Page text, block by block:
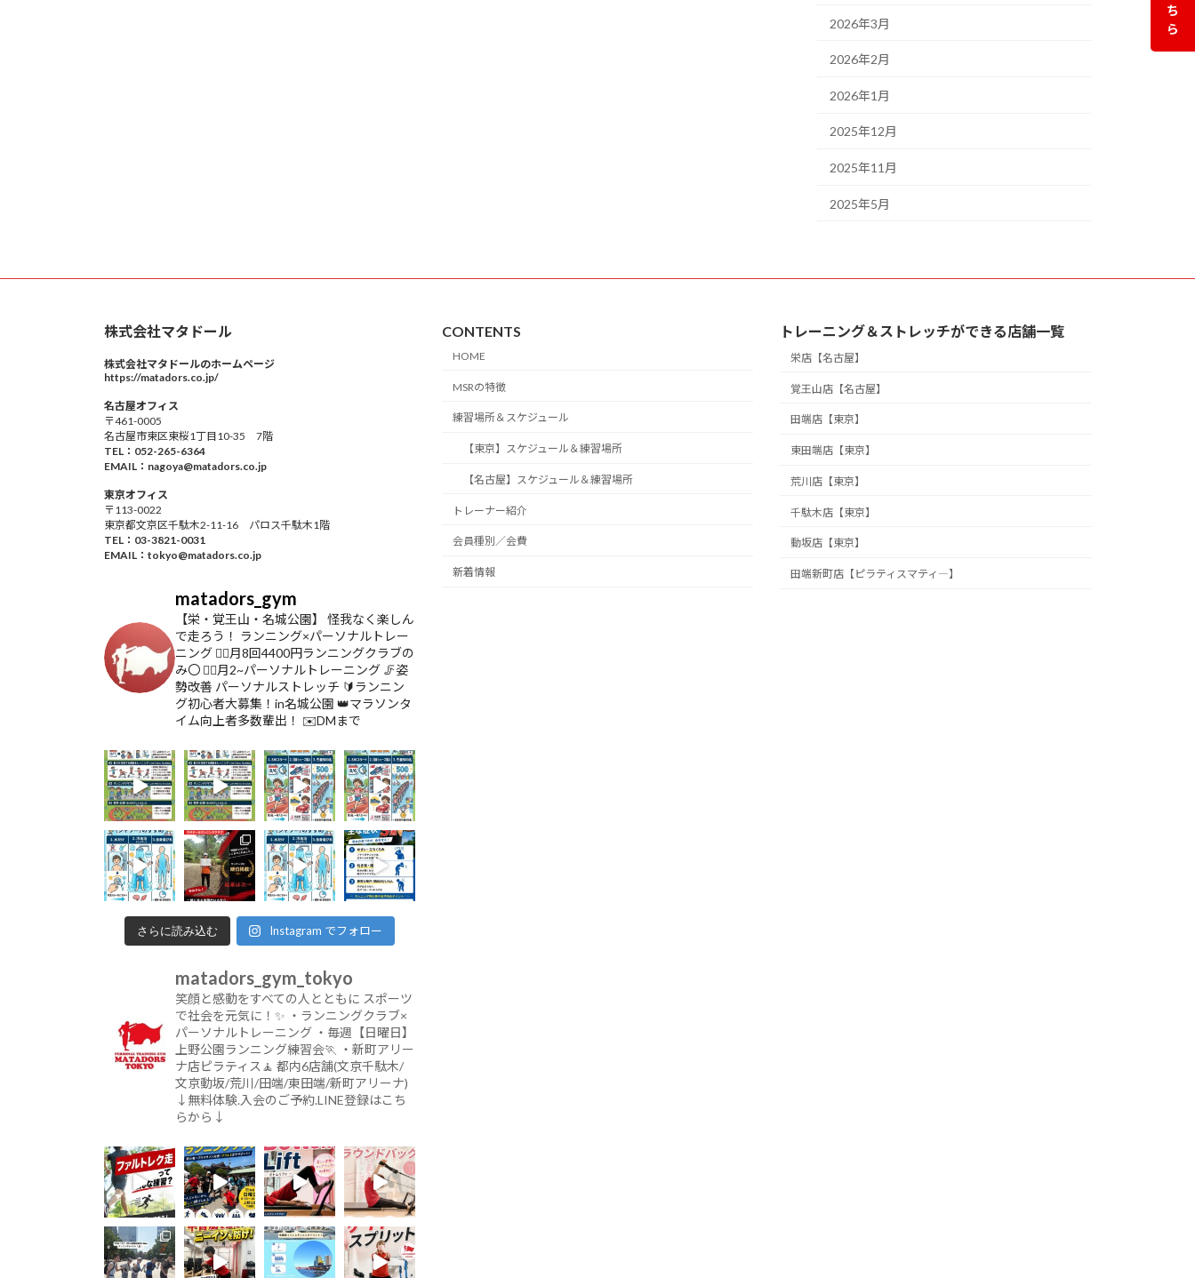
2026年3月
2026年2月
2026年1月
2025年12月
2025年11月
2025年5月
ち
ら
株式会社マタドール
株式会社マタドールのホームページ
https://matadors.co.jp/
名古屋オフィス
〒461-0005
名古屋市東区東桜1丁目10-35 7階
TEL：052-265-6364
EMAIL：nagoya@matadors.co.jp
東京オフィス
〒113-0022
東京都文京区千駄木2-11-16 パロス千駄木1階
TEL：03-3821-0031
EMAIL：tokyo@matadors.co.jp
matadors_gym
【栄・覚王山・名城公園】
怪我なく楽しん
で走ろう！ ランニング×パーソナルトレー
ニング 🏃‍♂️月8回4400円ランニングクラブの
み〇 🏋️‍♀️月2~パーソナルトレーニング 🦵姿
勢改善 パーソナルストレッチ 🔰ランニン
グ初心者大募集！in名城公園 👑マラソンタ
イム向上者多数輩出！ ✉️DMまで
さらに読み込む Instagram でフォロー
matadors_gym_tokyo
笑顔と感動をすべての人とともに スポーツ
で社会を元気に！✨ ・ランニングクラブ×
パーソナルトレーニング ・毎週【日曜日】
上野公園ランニング練習会🏃 ・新町アリー
ナ店ピラティス🧘 都内6店舗(文京千駄木/
文京動坂/荒川/田端/東田端/新町アリーナ)
↓無料体験.入会のご予約.LINE登録はこち
らから↓
CONTENTS
HOME
MSRの特徴
練習場所＆スケジュール
【東京】スケジュール＆練習場所
【名古屋】スケジュール＆練習場所
トレーナー紹介
会員種別／会費
新着情報
トレーニング＆ストレッチができる店舗一覧
栄店【名古屋】
覚王山店【名古屋】
田端店【東京】
東田端店【東京】
荒川店【東京】
千駄木店【東京】
動坂店【東京】
田端新町店【ピラティスマティ―】